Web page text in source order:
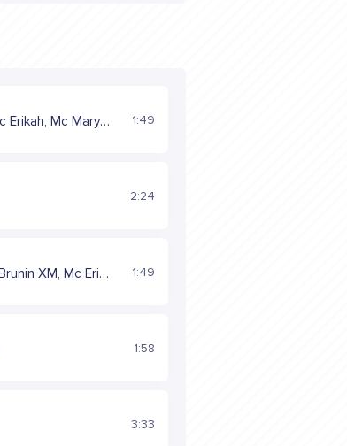
Dj Brunin XM, Mc Erikah, Mc Mary Maii 1:49
2:24
Automotivo, Dj Brunin XM, Mc Erikah, Mc Mary Maii 1:49
1:58
3:33